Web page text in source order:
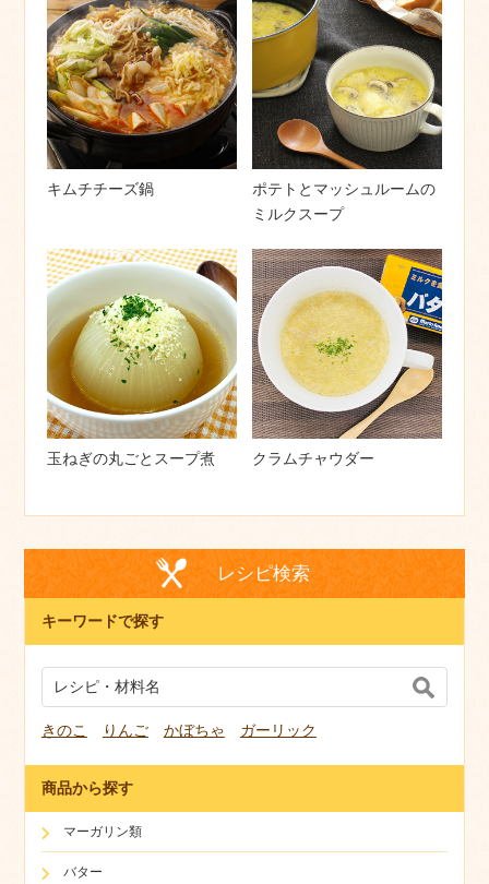
キムチチーズ鍋
ポテトとマッシュルームの
ミルクスープ
玉ねぎの丸ごとスープ煮 クラムチャウダー
レシピ検索
キーワードで探す
きのこ りんご かぼちゃ ガーリック
商品から探す
マーガリン類
バター